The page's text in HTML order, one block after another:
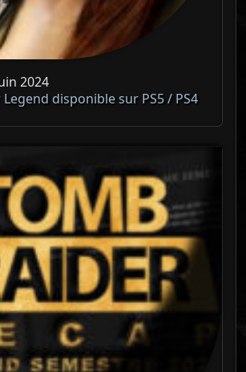
2024
disponible sur PS5 / PS4